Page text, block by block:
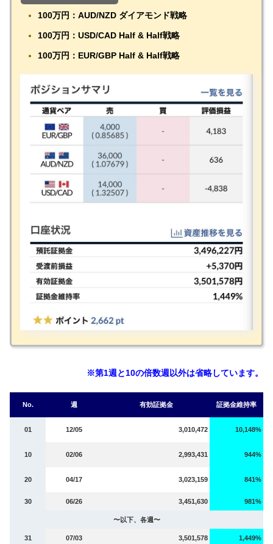
100万円：AUD/NZD ダイアモンド戦略
100万円：USD/CAD Half & Half戦略
100万円：EUR/GBP Half & Half戦略
※第1週と10の倍数週以外は省略しています。
No. 週 有効証拠金 証拠金維持率
01 12/05 3,010,472 10,148%
10 02/06 2,993,431 944%
20 04/17 3,023,159 841%
30 06/26 3,451,630 981%
〜以下、各週〜
31 07/03 3,501,578 1,449%